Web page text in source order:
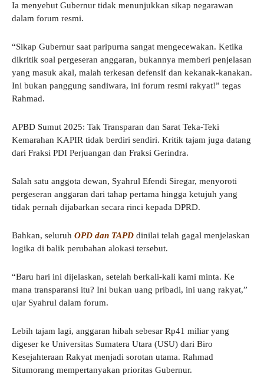
Ia menyebut Gubernur tidak menunjukkan sikap negarawan
dalam forum resmi.
“Sikap Gubernur saat paripurna sangat mengecewakan. Ketika
dikritik soal pergeseran anggaran, bukannya memberi penjelasan
yang masuk akal, malah terkesan defensif dan kekanak-kanakan.
Ini bukan panggung sandiwara, ini forum resmi rakyat!” tegas
Rahmad.
APBD Sumut 2025: Tak Transparan dan Sarat Teka-Teki
Kemarahan KAPIR tidak berdiri sendiri. Kritik tajam juga datang
dari Fraksi PDI Perjuangan dan Fraksi Gerindra.
Salah satu anggota dewan, Syahrul Efendi Siregar, menyoroti
pergeseran anggaran dari tahap pertama hingga ketujuh yang
tidak pernah dijabarkan secara rinci kepada DPRD.
Bahkan, seluruh OPD dan TAPD dinilai telah gagal menjelaskan
logika di balik perubahan alokasi tersebut.
“Baru hari ini dijelaskan, setelah berkali-kali kami minta. Ke
mana transparansi itu? Ini bukan uang pribadi, ini uang rakyat,”
ujar Syahrul dalam forum.
Lebih tajam lagi, anggaran hibah sebesar Rp41 miliar yang
digeser ke Universitas Sumatera Utara (USU) dari Biro
Kesejahteraan Rakyat menjadi sorotan utama. Rahmad
Situmorang mempertanyakan prioritas Gubernur.